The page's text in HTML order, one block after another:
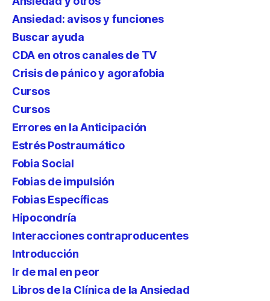
Ansiedad: avisos y funciones
Buscar ayuda
CDA en otros canales de TV
Crisis de pánico y agorafobia
Cursos
Cursos
Errores en la Anticipación
Estrés Postraumático
Fobia Social
Fobias de impulsión
Fobias Específicas
Hipocondría
Interacciones contraproducentes
Introducción
Ir de mal en peor
Libros de la Clínica de la Ansiedad